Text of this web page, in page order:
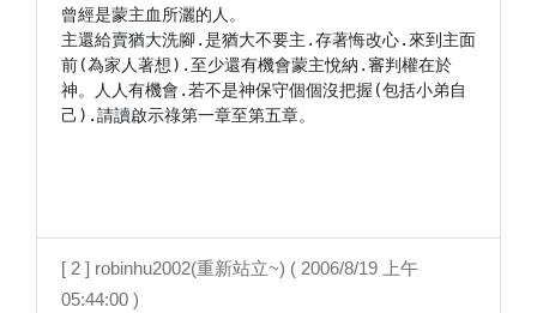
曾經是蒙主血所灑的人。
主還給賣猶大洗腳.是猶大不要主.存著悔改心.來到主面
前(為家人著想).至少還有機會蒙主悅納.審判權在於
神。人人有機會.若不是神保守個個沒把握(包括小弟自
己).請讀啟示祿第一章至第五章。
[ 2 ] robinhu2002(重新站立~) ( 2006/8/19 上午
05:44:00 )